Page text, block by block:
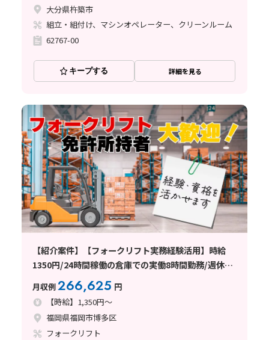
大分県杵築市
組立・組付け、マシンオペレーター、クリーンルーム
62767-00
キープする 詳細を見る
【紹介案件】【フォークリフト実務経験活用】時給
1350円/24時間稼働の倉庫での実働8時間勤務/週休2
日シフト制
月収例266,625 円
【時給】1,350円～
福岡県福岡市博多区
フォークリフト